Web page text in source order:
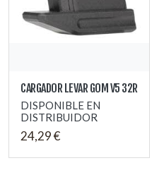
CARGADOR LEVAR GOM V5 32R
DISPONIBLE EN
DISTRIBUIDOR
24,29 €